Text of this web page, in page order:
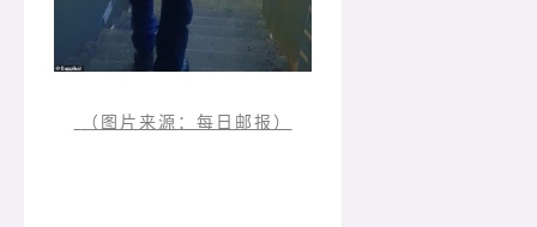
（图片来源：每日邮报）